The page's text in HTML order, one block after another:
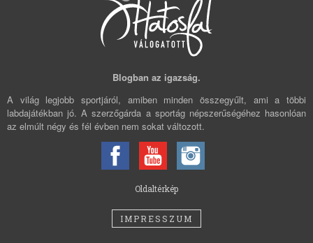
Blogban az igazság.
A világ legjobb sportjáról, amiben minden összegyűlt, ami a többi
labdajátékban jó. A szerzőgárda a sportág népszerűségéhez hasonlóan
az elmúlt négy és fél évben nem sokat változott.
Oldaltérkép
IMPRESSZUM